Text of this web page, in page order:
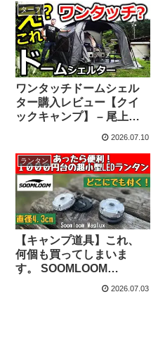
タープ
ワンタッチドームシェル
ター購入レビュー【クイ
ックキャンプ】 – 尾上祐
2026.07.10
ランタン
【キャンプ道具】これ、
何個も買ってしまいま
す。 SOOMLOOM
MAGLUX – キャンプマニ
2026.07.03